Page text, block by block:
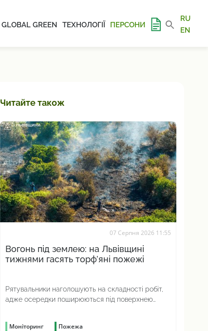
GLOBAL GREEN ТЕХНОЛОГІЇ ПЕРСОНИ
RU
EN
Читайте також
07 Серпня 2026 11:55
Вогонь під землею: на Львівщині
тижнями гасять торф’яні пожежі
Рятувальники наголошують на складності робіт,
адже осередки поширюються під поверхнею
Моніторинг Пожежа